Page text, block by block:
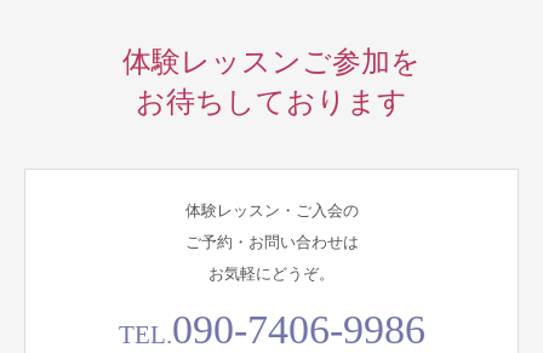
体験レッスンご参加を
お待ちしております
体験レッスン・ご入会の
ご予約・お問い合わせは
お気軽にどうぞ。
TEL.090-7406-9986